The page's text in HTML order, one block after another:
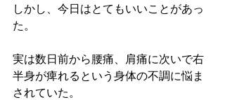
しかし、今日はとてもいいことがあっ
た。
実は数日前から腰痛、肩痛に次いで右
半身が痺れるという身体の不調に悩ま
されていた。